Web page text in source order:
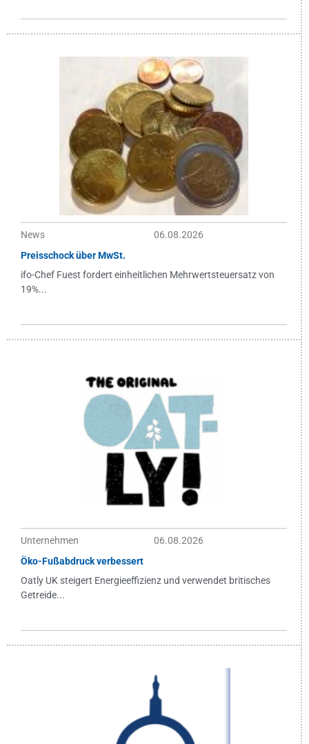
News
06.08.2026
Preisschock über MwSt.
ifo-Chef Fuest fordert einheitlichen Mehrwertsteuersatz von
19%...
Unternehmen
06.08.2026
Öko-Fußabdruck verbessert
Oatly UK steigert Energieeffizienz und verwendet britisches
Getreide...